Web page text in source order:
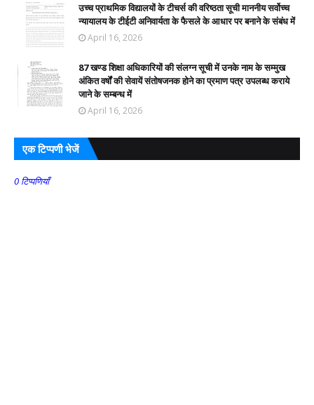
उच्च प्राथमिक विद्यालयों के टीचर्स की वरिष्ठता सूची माननीय सर्वोच्च
न्यायालय के टीईटी अनिवार्यता के फैसले के आधार पर बनाने के संबंध में
April 16, 2026
87 खण्ड शिक्षा अधिकारियों की संलग्न सूची में उनके नाम के सम्मुख
अंकित वर्षों की सेवायें संतोषजनक होने का प्रमाण पत्र उपलब्ध कराये
जाने के सम्बन्ध में
April 16, 2026
एक टिप्पणी भेजें
0 टिप्पणियाँ